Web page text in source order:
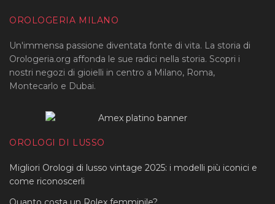
OROLOGERIA MILANO
Un'immensa passione diventata fonte di vita. La storia di
Orologeria.org affonda le sue radici nella storia. Scopri i
nostri negozi di gioielli in centro a Milano, Roma,
Montecarlo e Dubai.
OROLOGI DI LUSSO
Migliori Orologi di lusso vintage 2025: i modelli più iconici e
come riconoscerli